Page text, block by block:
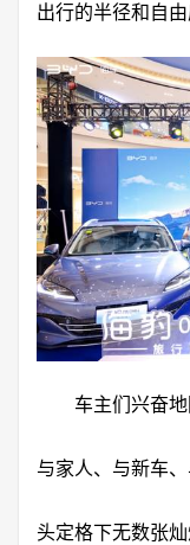
出行的半径和自由
车主们兴奋地
与家人、与新车
头定格下无数张